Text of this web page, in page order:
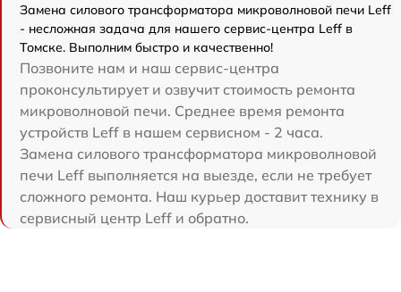
Замена силового трансформатора микроволновой печи Leff
- несложная задача для нашего сервис-центра Leff в
Томске. Выполним быстро и качественно!
Позвоните нам и наш сервис-центра
проконсультирует и озвучит стоимость ремонта
микроволновой печи. Среднее время ремонта
устройств Leff в нашем сервисном - 2 часа.
Замена силового трансформатора микроволновой
печи Leff выполняется на выезде, если не требует
сложного ремонта. Наш курьер доставит технику в
сервисный центр Leff и обратно.